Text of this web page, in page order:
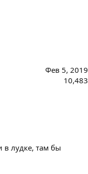
Фев 5, 2019
10,483
в лудке, там бы